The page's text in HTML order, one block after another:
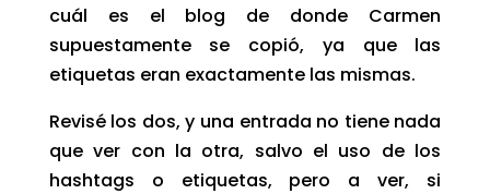
cuál es el blog de donde Carmen
supuestamente se copió, ya que las
etiquetas eran exactamente las mismas.
Revisé los dos, y una entrada no tiene nada
que ver con la otra, salvo el uso de los
hashtags o etiquetas, pero a ver, si